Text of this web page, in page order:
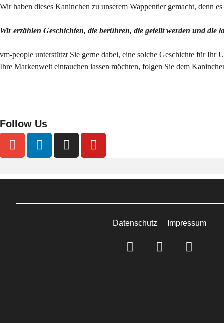
Wir haben dieses Kaninchen zu unserem Wappentier gemacht, denn
Wir erzählen Geschichten, die berühren, die geteilt werden und die
vm-people unterstützt Sie gerne dabei, eine solche Geschichte für
Ihre Markenwelt eintauchen lassen möchten, folgen Sie dem
Follow Us
Datenschutz Impressum